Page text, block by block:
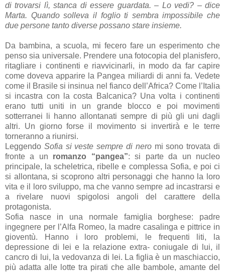
di trovarsi lì, stanca di essere guardata.– Lo vedi? –dice
Marta. Quando solleva il foglio ti sembra impossibile che
due persone tanto diverse possano stare insieme.
Da bambina, a scuola, mi fecero fare un esperimento che
penso sia universale. Prendere una fotocopia del planisfero,
ritagliare i continenti e riavvicinarli, in modo da far capire
come doveva apparire la Pangea miliardi di anni fa. Vedete
come il Brasile si insinua nel fianco dell’Africa? Come l’Italia
si incastra con la costa Balcanica? Una volta i continenti
erano tutti uniti in un grande blocco e poi movimenti
sotterranei li hanno allontanati sempre di più gli uni dagli
altri. Un giorno forse il movimento si invertirà e le terre
torneranno a riunirsi.
Leggendo Sofia si veste sempre di neromi sono trovata di
fronte a un romanzo “pangea”: si parte da un nucleo
principale, la scheletrica, ribelle e complessa Sofia, e poi ci
si allontana, si scoprono altri personaggi che hanno la loro
vita e il loro sviluppo, ma che vanno sempre ad incastrarsi e
a rivelare nuovi spigolosi angoli del carattere della
protagonista.
Sofia nasce in una normale famiglia borghese: padre
ingegnere per l’Alfa Romeo, la madre casalinga e pittrice in
gioventù. Hanno i loro problemi, le frequenti liti, la
depressione di lei e la relazione extra- coniugale di lui, il
cancro di lui, la vedovanza di lei. La figlia è un maschiaccio,
più adatta alle lotte tra pirati che alle bambole, amante del